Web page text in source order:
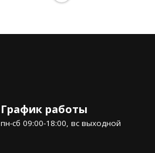
График работы
пн-сб 09:00-18:00, вс выходной